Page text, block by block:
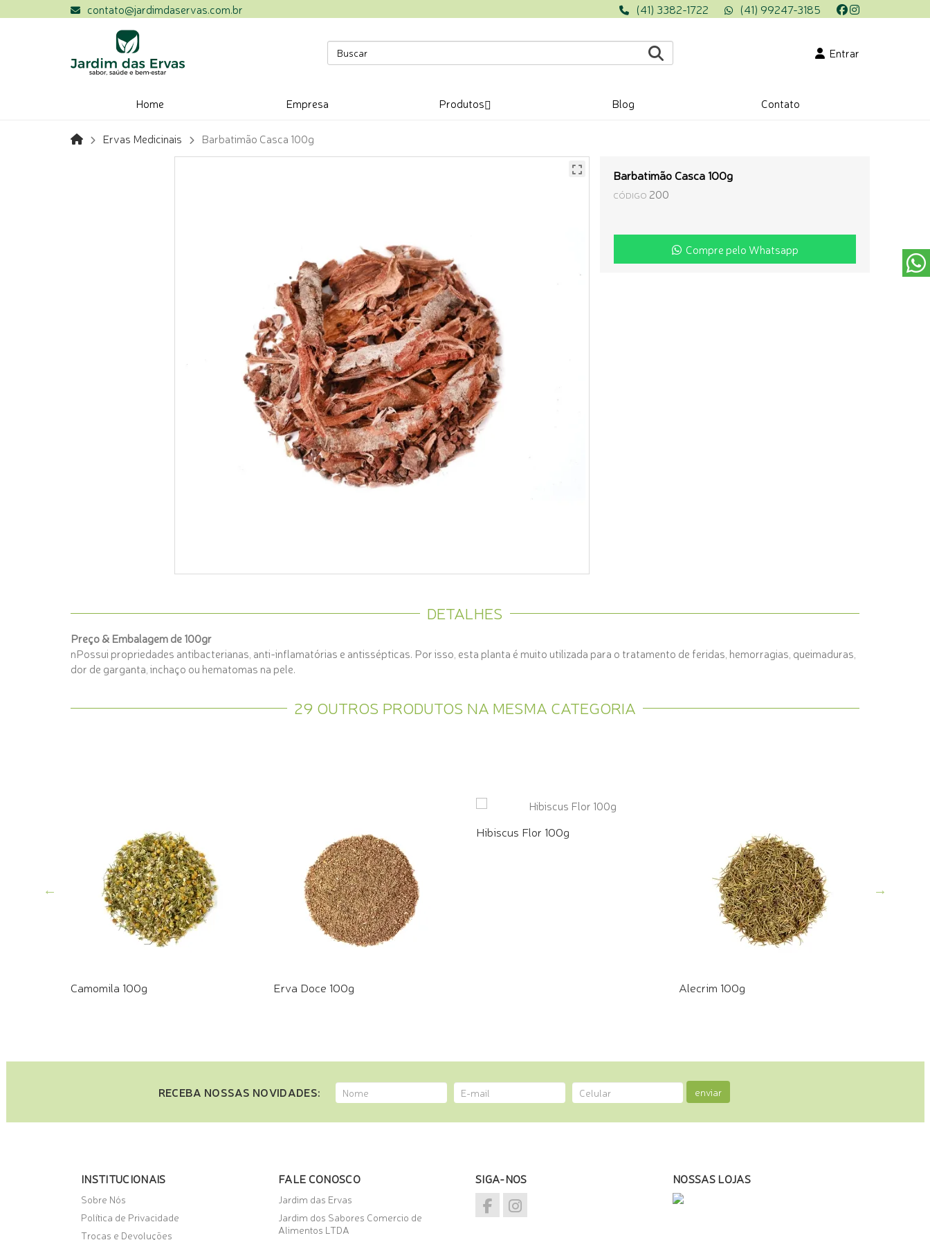
contato@jardimdaservas.com.br (41) 3382-1722 (41) 99247-3185
Entrar
Home Empresa Produtos Blog Contato
Ervas Medicinais Barbatimão Casca 100g
Barbatimão Casca 100g
CÓDIGO 200
Compre pelo Whatsapp
DETALHES
Preço & Embalagem de 100gr
nPossui propriedades antibacterianas, anti-inflamatórias e antissépticas. Por isso, esta planta é muito utilizada para o tratamento de feridas, hemorragias, queimaduras,
dor de garganta, inchaço ou hematomas na pele.
29 OUTROS PRODUTOS NA MESMA CATEGORIA
Camomila 100g Erva Doce 100g
Hibiscus Flor 100g
Alecrim 100g
RECEBA NOSSAS NOVIDADES: enviar
INSTITUCIONAIS
Sobre Nós
Política de Privacidade
Trocas e Devoluções
FALE CONOSCO
Jardim das Ervas
Jardim dos Sabores Comercio de
Alimentos LTDA
SIGA-NOS NOSSAS LOJAS